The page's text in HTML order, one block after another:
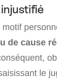
de cause
le